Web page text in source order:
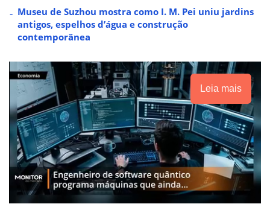
Museu de Suzhou mostra como I. M. Pei uniu jardins
antigos, espelhos d’água e construção
contemporânea
Leia mais